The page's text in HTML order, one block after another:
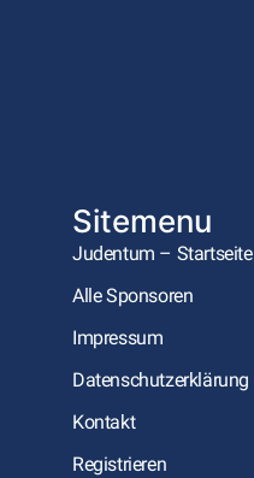
Sitemenu
Judentum – Startseite
Alle Sponsoren
Impressum
Datenschutzerklärung
Kontakt
Registrieren